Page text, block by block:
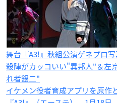
舞台『A3!』秋組公演ゲネプロ
殺陣がカッコいい"異邦人"＆左
れ者銀二"
イケメン役者育成アプリを原作